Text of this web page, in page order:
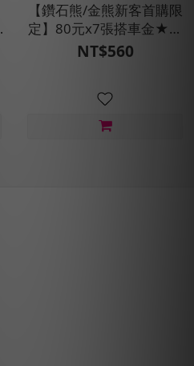
【鑽石熊/金熊新客首購限
定】80元x7張搭車金★現
折100元
NT$560